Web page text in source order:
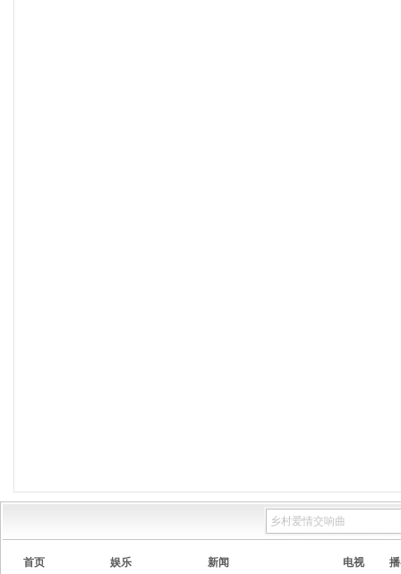
首页
娱乐
新闻
电视